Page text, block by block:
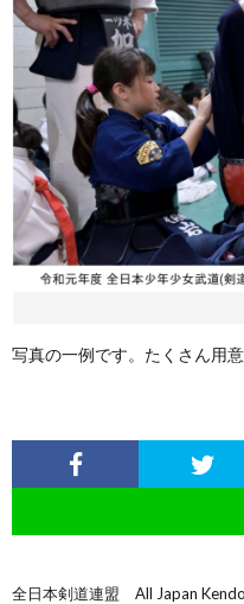
写真の一例です。たくさん用意
全日本剣道連盟 All Japan